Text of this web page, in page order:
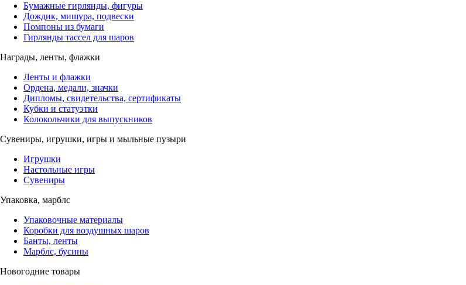
Бумажные гирлянды, фигуры
Дождик, мишура, подвески
Помпоны из бумаги
Гирлянды тассел для шаров
Награды, ленты, флажки
Ленты и флажки
Ордена, медали, значки
Дипломы, свидетельства, сертификаты
Кубки и статуэтки
Колокольчики для выпускников
Сувениры, игрушки, игры и мыльные пузыри
Игрушки
Настольные игры
Сувениры
Упаковка, марблс
Упаковочные материалы
Коробки для воздушных шаров
Банты, ленты
Марблс, бусины
Новогодние товары